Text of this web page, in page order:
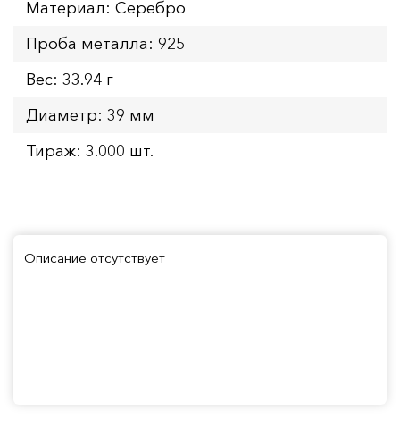
Материал: Серебро
Проба металла: 925
Вес: 33.94 г
Диаметр: 39 мм
Тираж: 3.000 шт.
Описание отсутствует